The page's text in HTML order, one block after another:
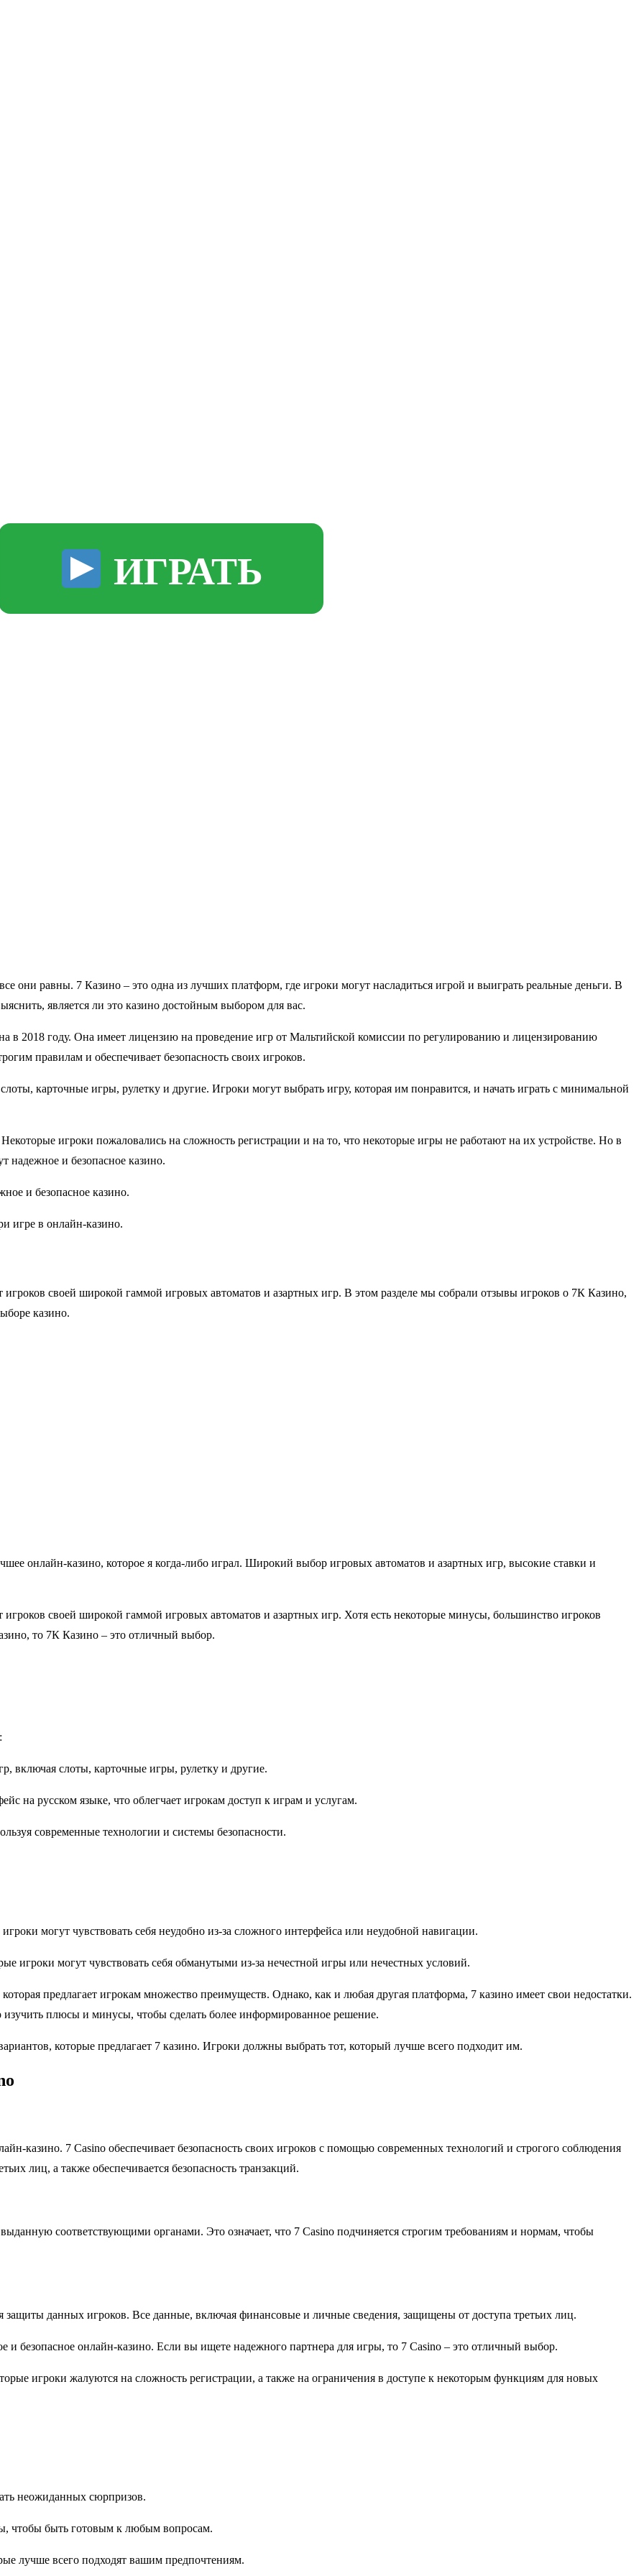
ИГРАТЬ
они равны. 7 Казино – это одна из лучших платформ, где игроки могут насладиться игрой и выиграть реальные деньги. В
является ли это казино достойным выбором для вас.
в 2018 году. Она имеет лицензию на проведение игр от Мальтийской комиссии по регулированию и лицензированию
правилам и обеспечивает безопасность своих игроков.
карточные игры, рулетку и другие. Игроки могут выбрать игру, которая им понравится, и начать играть с минимальной
игроки пожаловались на сложность регистрации и на то, что некоторые игры не работают на их устройстве. Но в
надежное и безопасное казино.
и безопасное казино.
игре в онлайн-казино.
игроков своей широкой гаммой игровых автоматов и азартных игр. В этом разделе мы собрали отзывы игроков о 7К Казино,
казино.
онлайн-казино, которое я когда-либо играл. Широкий выбор игровых автоматов и азартных игр, высокие ставки и
своей широкой гаммой игровых автоматов и азартных игр. Хотя есть некоторые минусы, большинство игроков
то 7К Казино – это отличный выбор.
включая слоты, карточные игры, рулетку и другие.
на русском языке, что облегчает игрокам доступ к играм и услугам.
современные технологии и системы безопасности.
могут чувствовать себя неудобно из-за сложного интерфейса или неудобной навигации.
игроки могут чувствовать себя обманутыми из-за нечестной игры или нечестных условий.
предлагает игрокам множество преимуществ. Однако, как и любая другая платформа, 7 казино имеет свои недостатки.
плюсы и минусы, чтобы сделать более информированное решение.
которые предлагает 7 казино. Игроки должны выбрать тот, который лучше всего подходит им.
казино. 7 Casino обеспечивает безопасность своих игроков с помощью современных технологий и строгого соблюдения
лиц, а также обеспечивается безопасность транзакций.
соответствующими органами. Это означает, что 7 Casino подчиняется строгим требованиям и нормам, чтобы
защиты данных игроков. Все данные, включая финансовые и личные сведения, защищены от доступа третьих лиц.
и безопасное онлайн-казино. Если вы ищете надежного партнера для игры, то 7 Casino – это отличный выбор.
игроки жалуются на сложность регистрации, а также на ограничения в доступе к некоторым функциям для новых
неожиданных сюрпризов.
чтобы быть готовым к любым вопросам.
лучше всего подходят вашим предпочтениям.